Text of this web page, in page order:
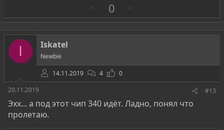
а
0
р
о
в
I Iskatel
Newbie
14.11.2019
4
0
20.11.2019
#13
Эхх... а под этот чип 340 идёт. Ладно, понял что
пролетаю.